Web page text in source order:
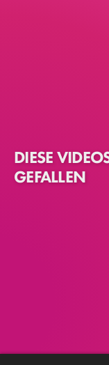
DIESE
GEFALLEN